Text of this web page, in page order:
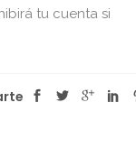
tu cuenta si